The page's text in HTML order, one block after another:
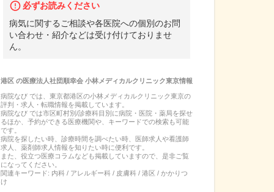
必ずお読みください
病気に関するご相談や各医院への個別のお問
い合わせ・紹介などは受け付けておりませ
ん。
港区の医療法人社団順幸会 小林メディカルクリニック東京情報
病院なび では、 東京都港区の小林メディカルクリニック東京の
評判・求人・転職情報を掲載しています。
病院なび では市区町村別/診療科目別に病院・医院・薬局を探せ
るほか、予約ができる医療機関や、キーワードでの検索も可能
です。
病院を探したい時、診療時間を調べたい時、医師求人や看護師
求人、薬剤師求人情報を知りたい時に便利です。
また、役立つ医療コラムなども掲載していますので、是非ご覧
になってください。
関連キーワード: 内科 / アレルギー科 / 皮膚科 / 港区 / かかりつ
け